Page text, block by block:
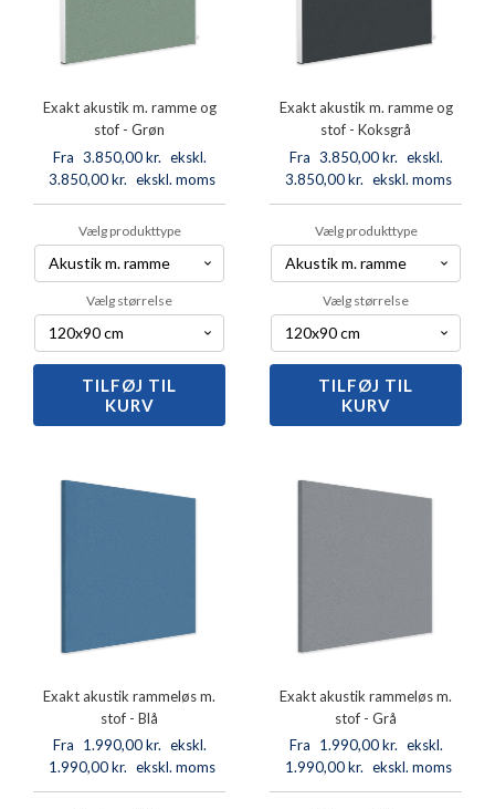
Exakt akustik m. ramme og
stof - Grøn
Fra 3.850,00kr. ekskl.
moms
Vælg produkttype
Vælg størrelse
3.850,00kr. ekskl. moms
Exakt
akustik
m.
stof
TILFØJ TIL
KURV
Exakt akustik m. ramme og
stof - Koksgrå
Fra 3.850,00kr. ekskl.
moms
Vælg produkttype
Vælg størrelse
3.850,00kr. ekskl. moms
Exakt
akustik
m.
stof
TILFØJ TIL
KURV
Exakt akustik rammeløs m.
stof - Blå
Fra
1.990,00kr. ekskl.
moms
1.990,00kr. ekskl. moms
Exakt akustik rammeløs m.
stof - Grå
Fra
1.990,00kr. ekskl.
moms
1.990,00kr. ekskl. moms